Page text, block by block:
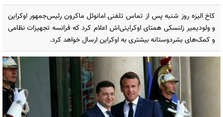
کاخ الیزه روز شنبه پس از تماس تلفنی امانوئل ماکرون رئیس‌جمهور اوکراین
و ولودیمیر زلنسکی همتای اوکراینی‌اش اعلام کرد که فرانسه تجهیزات نظامی
و کمک‌های بشردوستانه بیشتری به اوکراین ارسال خواهد کرد.